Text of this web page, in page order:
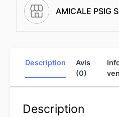
AMICALE PSIG
Description
Avis
(0)
Description